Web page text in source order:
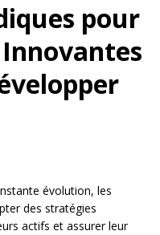
pour
évolution, les
des stratégies
actifs et assurer leur